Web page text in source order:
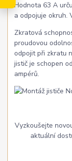
Hodnota 63 A
a odpojuje okruh.
Zkratová
proudovou
odpojit při zkratu
jistič je schopen
ampérů.
Vyzkoušejte
aktuální